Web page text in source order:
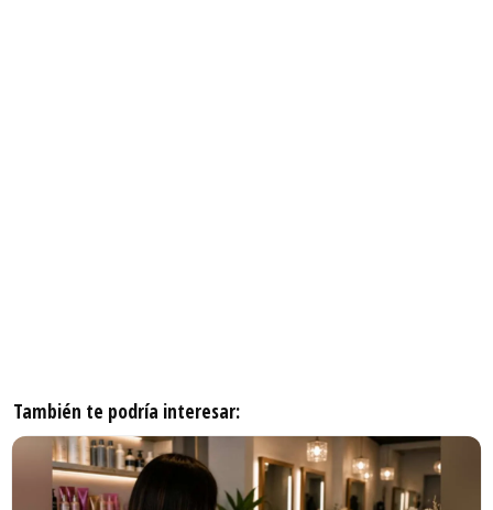
También te podría interesar: